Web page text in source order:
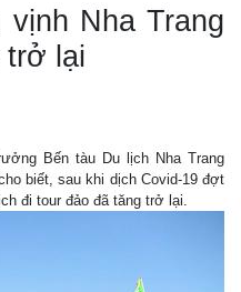
vịnh Nha Trang
trở lại
Bến tàu Du lịch Nha Trang
biết, sau khi dịch Covid-19 đợt
đi tour đảo đã tăng trở lại.